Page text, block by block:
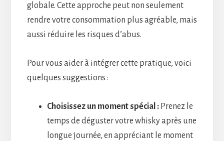
globale. Cette approche peut non seulement
rendre votre consommation plus agréable, mais
aussi réduire les risques d’abus.
Pour vous aider à intégrer cette pratique, voici
quelques suggestions :
Choisissez un moment spécial :Prenez le
temps de déguster votre whisky après une
longue journée, en appréciant le moment